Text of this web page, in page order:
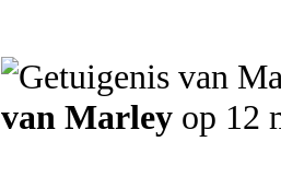
van Marley op 12